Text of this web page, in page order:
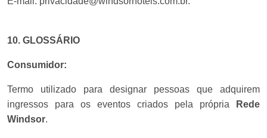
10. GLOSSÁRIO
Consumidor:
Termo utilizado para designar pessoas que adquirem
ingressos para os eventos criados pela própria
Rede
Windsor.